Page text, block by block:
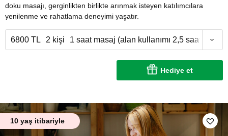
doku masajı, gerginlikten birlikte arınmak isteyen katılımcılara
yenilenme ve rahatlama deneyimi yaşatır.
6800 TL 2 kişi 1 saat masaj (alan kullanımı 2,5 saat)
Hediye et
10 yaş itibariyle